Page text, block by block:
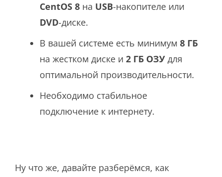
CentOS 8 на USB-накопителе или
DVD-диске.
В вашей системе есть минимум 8 ГБ
на жестком диске и 2 ГБ ОЗУ для
оптимальной производительности.
Необходимо стабильное
подключение к интернету.
Ну что же, давайте разберёмся, как